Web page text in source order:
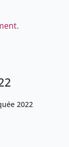
2022